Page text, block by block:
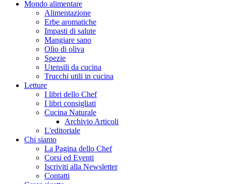
Mondo alimentare
Alimentazione
Erbe aromatiche
Impasti di salute
Mangiare sano
Olio di oliva
Spezie
Utensili da cucina
Trucchi utili in cucina
Letture
I libri dello Chef
I libri consigliati
Cucina Naturale
Archivio Articoli
L'editoriale
Chi siamo
La Pagina dello Chef
Corsi ed Eventi
Iscriviti alla Newsletter
Contatti